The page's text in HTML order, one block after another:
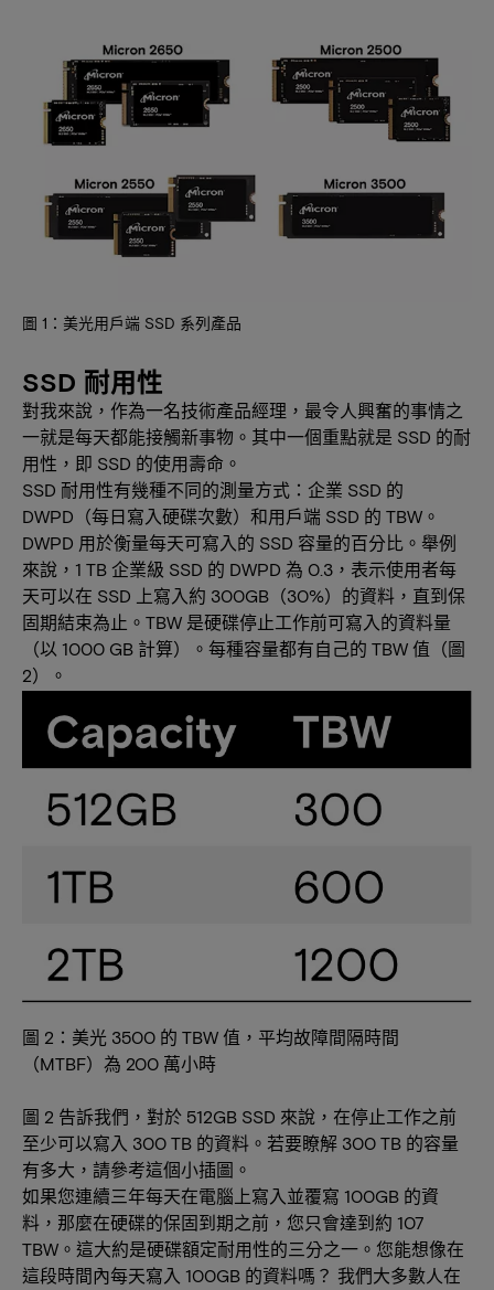
圖 1：美光用戶端 SSD 系列產品
SSD 耐用性
對我來說，作為一名技術產品經理，最令人興奮的事情之
一就是每天都能接觸新事物。其中一個重點就是 SSD 的耐
用性，即 SSD 的使用壽命。
SSD 耐用性有幾種不同的測量方式：企業 SSD 的
DWPD（每日寫入硬碟次數）和用戶端 SSD 的 TBW。
DWPD 用於衡量每天可寫入的 SSD 容量的百分比。舉例
來說，1 TB 企業級 SSD 的 DWPD 為 0.3，表示使用者每
天可以在 SSD 上寫入約 300GB（30%）的資料，直到保
固期結束為止。TBW 是硬碟停止工作前可寫入的資料量
（以 1000 GB 計算）。每種容量都有自己的 TBW 值（圖
2）。
圖 2：美光 3500 的 TBW 值，平均故障間隔時間
（MTBF）為 200 萬小時
圖 2 告訴我們，對於 512GB SSD 來說，在停止工作之前
至少可以寫入 300 TB 的資料。若要瞭解 300 TB 的容量
有多大，請參考這個小插圖。
如果您連續三年每天在電腦上寫入並覆寫 100GB 的資
料，那麼在硬碟的保固到期之前，您只會達到約 107
TBW。這大約是硬碟額定耐用性的三分之一。您能想像在
這段時間內每天寫入 100GB 的資料嗎？ 我們大多數人在